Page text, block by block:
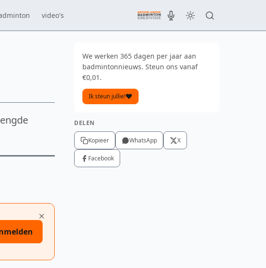
video's
We werken 365 dagen per jaar aan
badmintonnieuws. Steun ons vanaf
€0,01.
Ik steun jullie!
DELEN
Kopieer WhatsApp X
Facebook